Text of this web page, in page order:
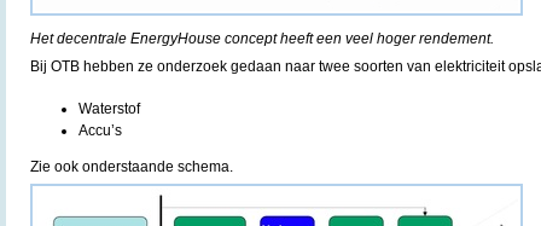
Het decentrale EnergyHouse concept heeft een veel hoger rendement.
Bij OTB hebben ze onderzoek gedaan naar twee soorten van elektriciteit
Waterstof
Accu’s
Zie ook onderstaande schema.